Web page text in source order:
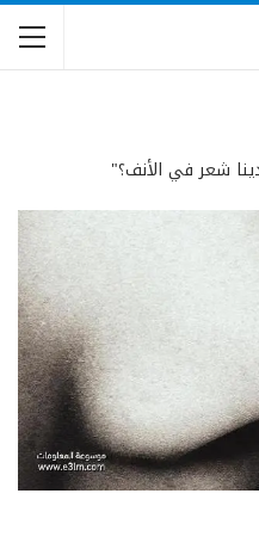
شعر في الأنف؟"